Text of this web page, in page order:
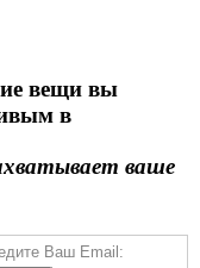
вы
в
ваше
Ваш Email: